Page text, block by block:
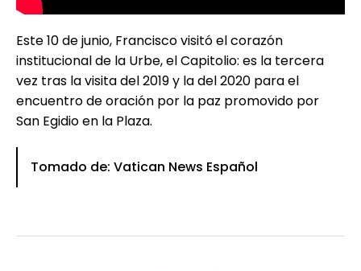
Este 10 de junio, Francisco visitó el corazón
institucional de la Urbe, el Capitolio: es la tercera
vez tras la visita del 2019 y la del 2020 para el
encuentro de oración por la paz promovido por
San Egidio en la Plaza.
Tomado de: Vatican News Español